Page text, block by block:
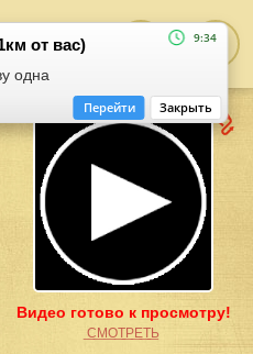
Видео готово к просмотру!
͟С͟М͟О͟Т͟Р͟Е͟Т͟Ь
от вас)
одна
9:34
Закрыть
Перейти